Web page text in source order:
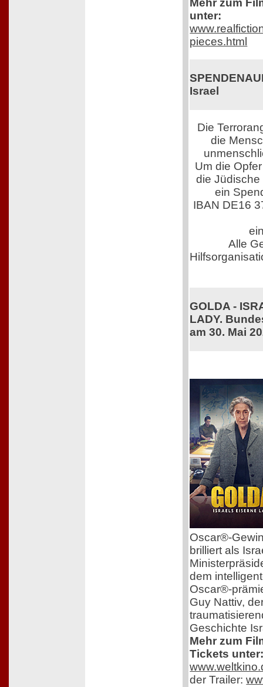
Mehr zum
unter:
pieces.html
Israel
Die
die
Um die
die
ein
IBAN DE16
Alle
GOLDA -
LADY.
am 30. Mai
Oscar®-
brilliert als
dem
Oscar®-
Guy Nattiv,
Geschichte
Mehr zum
Tickets
der Trailer: